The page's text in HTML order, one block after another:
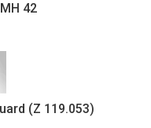
42
(Z 119.053)